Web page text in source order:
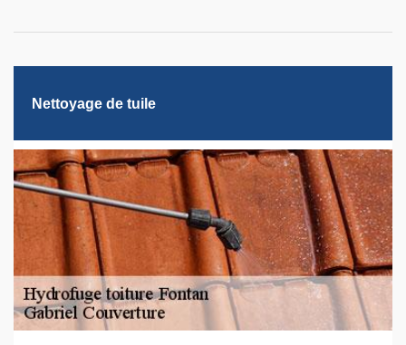
Nettoyage de tuile